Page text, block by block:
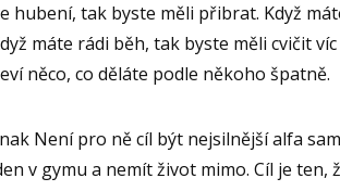
hubení, tak byste měli přibrat. Když
máte rádi běh, tak byste měli cvičit
něco, co děláte podle někoho špatně.
Není pro ně cíl být nejsilnější alfa
v gymu a nemít život mimo. Cíl je